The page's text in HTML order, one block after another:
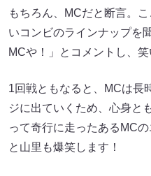
もちろん、MCだと断言。
いコンビのラインナップを
MCや！」とコメントし、笑
1回戦ともなると、MCは長
ジに出ていくため、心身と
って奇行に走ったあるMC
と山里も爆笑します！